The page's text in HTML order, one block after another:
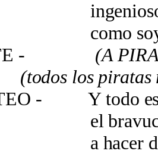
y
soy
- (A
(todos los piratas
- Y todo
de mi